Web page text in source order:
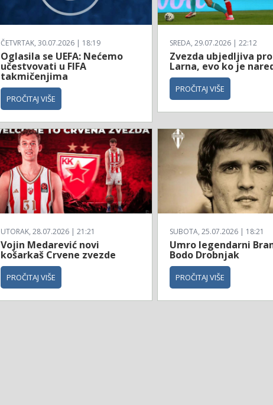
ČETVRTAK, 30.07.2026 | 18:19
Oglasila se UEFA: Nećemo
učestvovati u FIFA
takmičenjima
PROČITAJ VIŠE
SREDA, 29.07.2026 | 22:12
Zvezda ubjedljiva
Larna, evo ko je
PROČITAJ VIŠE
UTORAK, 28.07.2026 | 21:21
Vojin Medarević novi
košarkaš Crvene zvezde
PROČITAJ VIŠE
SUBOTA, 25.07.2026 | 18:21
Umro legendarni
Bodo Drobnjak
PROČITAJ VIŠE